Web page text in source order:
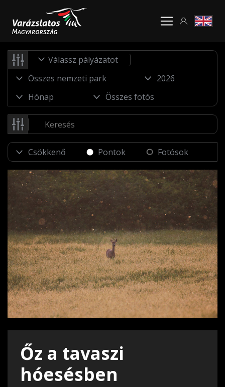
Válassz pályázatot
Pontok Fotósok
Őz a tavaszi
hóesésben